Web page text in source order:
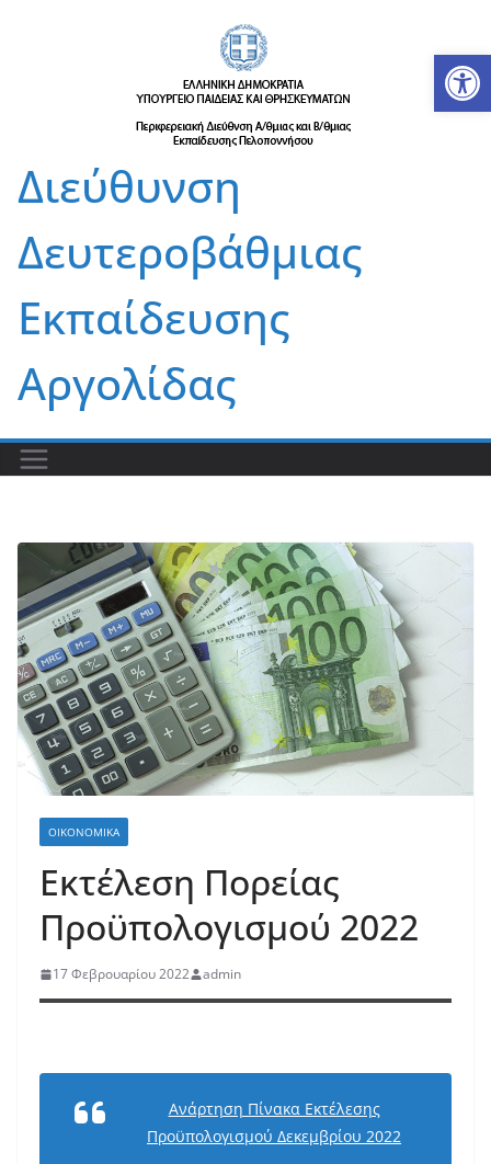
Διεύθυνση
Δευτεροβάθμιας
Εκπαίδευσης
Αργολίδας
ΟΙΚΟΝΟΜΙΚΆ
Εκτέλεση Πορείας
Προϋπολογισμού 2022
17 Φεβρουαρίου 2022 admin
Ανάρτηση Πίνακα Εκτέλεσης
Προϋπολογισμού Δεκεμβρίου 2022